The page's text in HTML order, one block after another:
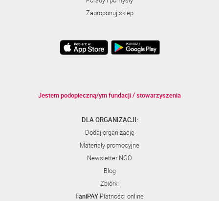
Zaproponuj sklep
Jestem podopieczną/ym fundacji / stowarzyszenia
DLA ORGANIZACJI:
Dodaj organizację
Materiały promocyjne
Newsletter NGO
Blog
Zbiórki
FaniPAY Płatności online